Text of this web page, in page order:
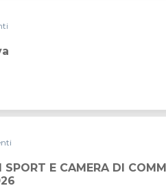
DAVIDE BOVE È
SPORT E CAMERA DI